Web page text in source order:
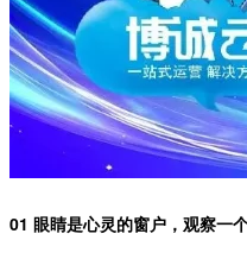
01 眼睛是心灵的窗户，观察一